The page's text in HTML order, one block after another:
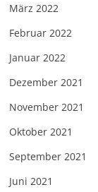
März 2022
Februar 2022
Januar 2022
Dezember 2021
November 2021
Oktober 2021
September 2021
Juni 2021